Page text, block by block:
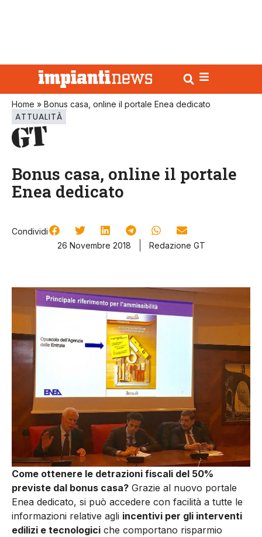
Home » Bonus casa, online il portale Enea dedicato
ATTUALITÀ
Bonus casa, online il portale
Enea dedicato
Condividi
26 Novembre 2018
Redazione GT
Come ottenere le detrazioni fiscali del 50%
previste dal bonus casa? Grazie al nuovo portale
Enea dedicato, si può accedere con facilità a tutte le
informazioni relative agli incentivi per gli interventi
edilizi e tecnologici che comportano risparmio